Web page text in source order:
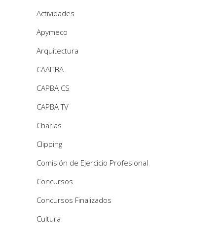
Actividades
Apymeco
Arquitectura
CAAITBA
CAPBA CS
CAPBA TV
Charlas
Clipping
Comisión de Ejercicio Profesional
Concursos
Concursos Finalizados
Cultura